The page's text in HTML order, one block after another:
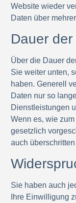
Website wieder
Daten über
Dauer
Über die Dauer
Sie weiter unten,
haben. Generell
Daten nur so
Dienstleistungen
Wenn es, wie
gesetzlich
auch
Sie haben auch
Ihre Einwilligung